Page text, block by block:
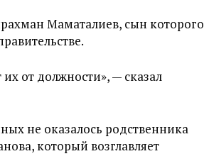
Маматалиев, сын которого
от должности», — сказал
не оказалось родственника
который возглавляет